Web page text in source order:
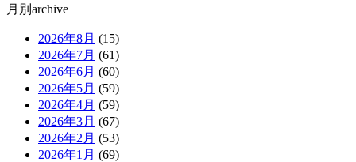
月別archive
2026年8月 (15)
2026年7月 (61)
2026年6月 (60)
2026年5月 (59)
2026年4月 (59)
2026年3月 (67)
2026年2月 (53)
2026年1月 (69)